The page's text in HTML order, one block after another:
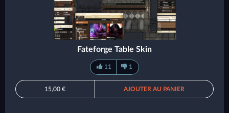
Fateforge Table Skin
11 1
15,00 € AJOUTER AU PANIER